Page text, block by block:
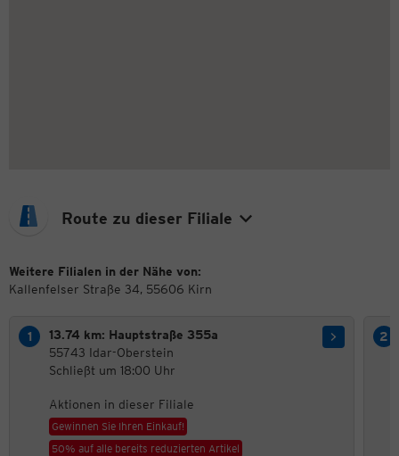
Route zu dieser Filiale
Weitere Filialen in der Nähe von:
Kallenfelser Straße 34, 55606 Kirn
13.74 km: Hauptstraße 355a
55743 Idar-Oberstein
Schließt um 18:00 Uhr
Aktionen in dieser Filiale
Gewinnen Sie Ihren Einkauf!
50% auf alle bereits reduzierten Artikel